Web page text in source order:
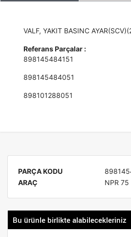
VALF, YAKIT BASINC
Referans Parçalar :
898145484151
898145484051
898101288051
PARÇA KODU
ARAÇ
NPR 75
Bu ürünle birlikte alabilecekleriniz